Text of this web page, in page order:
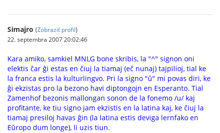
Simajro (Zobraziť profil)
22. septembra 2007 20:02:46
Kara amiko, samkiel MNLG bone skribis, la "^" signon oni
elektis ĉar ĝi estas en ĉiuj la tiamaj (eĉ nunaj) tajpilioj, tial ke
la franca estis la kulturlingvo. Pri la signo "ŭ" mi povas diri, ke
ĝi ekzistas pro la bezono havi diptongojn en Esperanto. Tial
Zamenhof bezonis mallongan sonon de la fonemo /u/ kaj
profitante, ke tiu signo jam ekzistis en la latina kaj, ke ĉiuj la
tiamaj presiloj havas ĝin (la latina estis deviga lernfako en
Eŭropo dum longe), li uzis tiun.